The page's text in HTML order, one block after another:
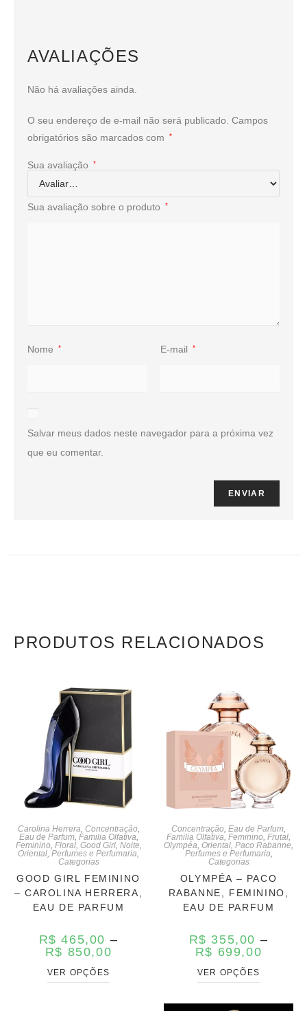
AVALIAÇÕES
Não há avaliações ainda.
O seu endereço de e-mail não será publicado. Campos
obrigatórios são marcados com
*
Sua avaliação *
Sua avaliação sobre o produto *
Nome * E-mail *
Salvar meus dados neste navegador para a próxima vez
que eu comentar.
PRODUTOS RELACIONADOS
Carolina Herrera Concentração,
Eau de Parfum, Familia Olfativa
Feminino, Floral, Good Girl, Noite
Oriental Perfumes e Perfumaria
Categorias
GOOD GIRL FEMININO
– CAROLINA HERRERA,
EAU DE PARFUM
R$ 465,00 –
R$ 850,00
VER OPÇÕES
Concentração Eau de Parfum
Familia Olfativa Feminino Frutal
Olympéa Oriental Paco Rabanne
Perfumes e Perfumaria
Categorias
OLYMPÉA – PACO
RABANNE, FEMININO,
EAU DE PARFUM
R$ 355,00 –
R$ 699,00
VER OPÇÕES